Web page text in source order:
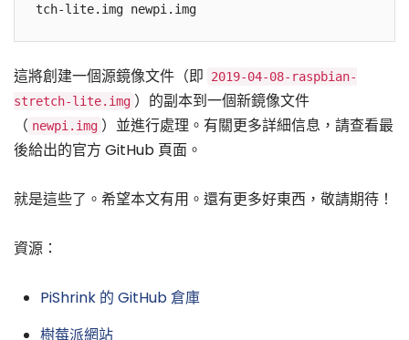
tch-lite.img newpi.img
這將創建一個源鏡像文件（即
2019-04-08-raspbian-
stretch-lite.img ）的副本到一個新鏡像文件
（ newpi.img ）並進行處理。有關更多詳細信息，請查看最
後給出的官方 GitHub 頁面。
就是這些了。希望本文有用。還有更多好東西，敬請期待！
資源：
PiShrink 的 GitHub 倉庫
樹莓派網站